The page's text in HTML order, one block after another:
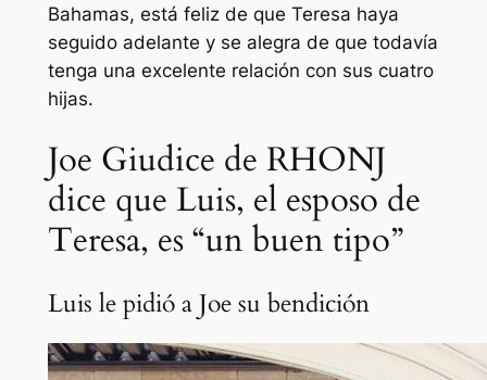
Bahamas, está feliz de que Teresa haya
seguido adelante y se alegra de que todavía
tenga una excelente relación con sus cuatro
hijas.
Joe Giudice de RHONJ
dice que Luis, el esposo de
Teresa, es “un buen tipo”
Luis le pidió a Joe su bendición